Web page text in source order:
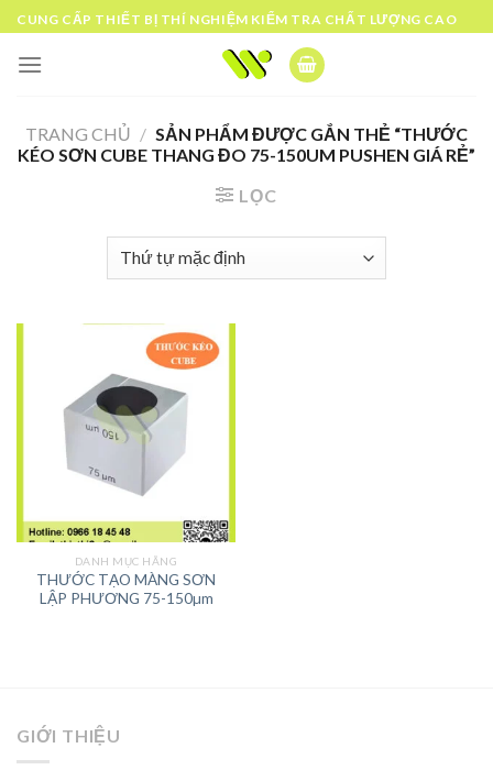
Skip
to
content
CUNG CẤP THIẾT BỊ THÍ NGHIỆM KIỂM TRA CHẤT LƯỢNG CAO
TRANG CHỦ / SẢN PHẨM ĐƯỢC GẮN THẺ “THƯỚC
KÉO SƠN CUBE THANG ĐO 75-150UM PUSHEN GIÁ RẺ”
LỌC
DANH MỤC HÃNG
THƯỚC TẠO MÀNG SƠN
LẬP PHƯƠNG 75-150µm
GIỚI THIỆU